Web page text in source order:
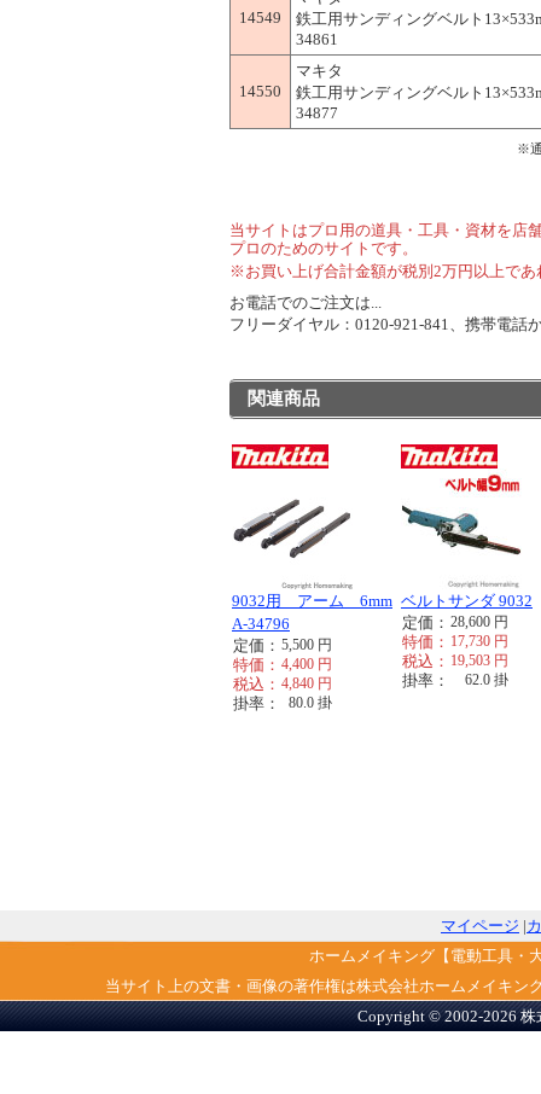
14549
鉄工用サンディングベルト
34861
14550
マキタ
鉄工用サンディングベルト
34877
※
当サイトはプロ用の道具・工具・資材を店
プロのためのサイトです。
※お買い上げ合計金額が税別2万円以上で
お電話でのご注文は...
フリーダイヤル：0120-921-841、携帯電
関連商品
9032用 アーム 6mm
A-34796
定価： 5,500 円
特価： 4,400 円
税込： 4,840 円
掛率： 80.0 掛
ベルトサンダ 9032
定価： 28,600 円
特価： 17,730 円
税込： 19,503 円
掛率： 62.0 掛
マイページ |
ホームメイキング【電動工具・
当サイト上の文書・画像の著作権は株式会社ホームメイキ
Copyright © 2002-2026